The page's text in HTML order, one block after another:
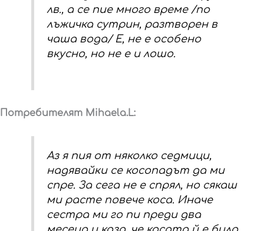
лв., а се пие много време /по
лъжичка сутрин, разтворен в
чаша вода/ Е, не е особено
вкусно, но не е и лошо.
Потребителят Mihaela.L:
Аз я пия от няколко седмици,
надявайки се косопадът да ми
спре. За сега не е спрял, но сякаш
ми расте повече коса. Иначе
сестра ми го пи преди два